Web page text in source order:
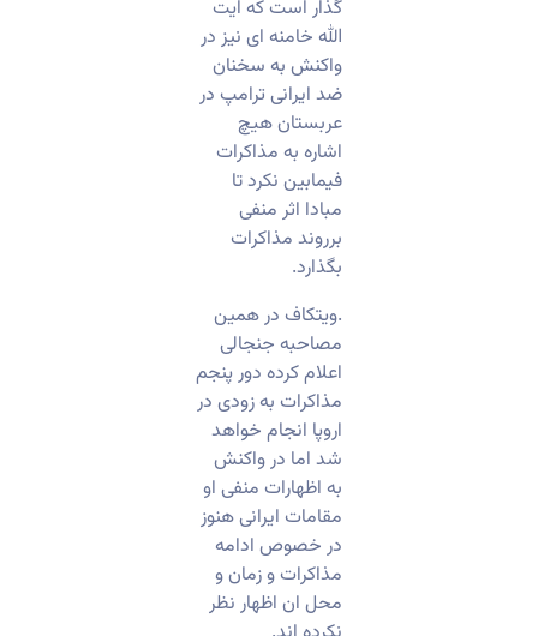
گذار است که ایت
الله خامنه ای نیز در
واکنش به سخنان
ضد ایرانی ترامپ در
عربستان هیچ
اشاره به مذاکرات
فیمابین نکرد تا
مبادا اثر منفی
برروند مذاکرات
بگذارد.
.ویتکاف در همین
مصاحبه جنجالی
اعلام کرده دور پنجم
مذاکرات به زودی در
اروپا انجام خواهد
شد اما در واکنش
به اظهارات منفی او
مقامات ایرانی هنوز
در خصوص ادامه
مذاکرات و زمان و
محل ان اظهار نظر